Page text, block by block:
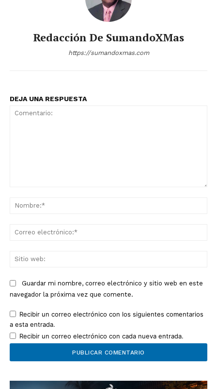
Redacción De SumandoXMas
https://sumandoxmas.com
DEJA UNA RESPUESTA
Guardar mi nombre, correo electrónico y sitio web en este
navegador la próxima vez que comente.
Recibir un correo electrónico con los siguientes comentarios
a esta entrada.
Recibir un correo electrónico con cada nueva entrada.